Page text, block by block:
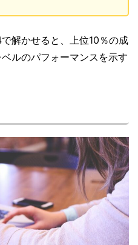
解かせると、上位10％の成
ルのパフォーマンスを示す